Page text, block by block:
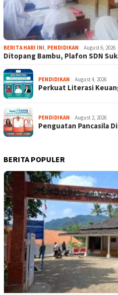
BERITA HARI INI, PENDIDIKAN August 6, 2026
Ditopang Bambu, Plafon SDN
PENDIDIKAN August 4, 2026
Perkuat Literasi
PENDIDIKAN August 2, 2026
Penguatan Pancasila
BERITA POPULER